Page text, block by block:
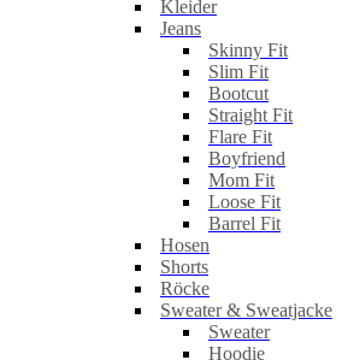
Kleider
Jeans
Skinny Fit
Slim Fit
Bootcut
Straight Fit
Flare Fit
Boyfriend
Mom Fit
Loose Fit
Barrel Fit
Hosen
Shorts
Röcke
Sweater & Sweatjacke
Sweater
Hoodie